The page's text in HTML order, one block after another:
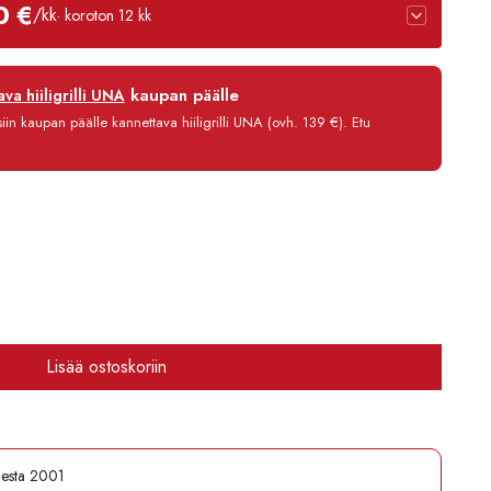
€/kk· koroton 12 kk
hiiligrilli UNAkaupan päälle
kaupan päälle kannettava hiiligrilli UNA (ovh. 139 €). Etu
Lisää ostoskoriin
2001